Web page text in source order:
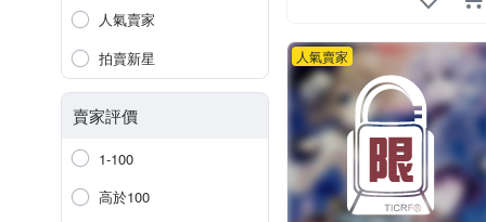
人氣賣家
拍賣新星
賣家評價
1-100
高於100
人氣賣家